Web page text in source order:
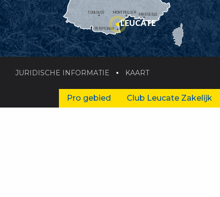
MONTPELLIER
PERPIGNAN
MARSEILLE
TOULOUSE
LEUCATE
JURIDISCHE INFORMATIE KAART
Pro gebied Club Leucate Zakelijk